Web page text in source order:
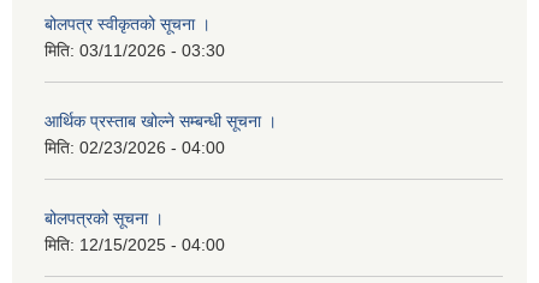
बोलपत्र स्वीकृतको सूचना ।
मिति: 03/11/2026 - 03:30
आर्थिक प्रस्ताब खोल्ने सम्बन्धी सूचना ।
मिति: 02/23/2026 - 04:00
बोलपत्रको सूचना ।
मिति: 12/15/2025 - 04:00